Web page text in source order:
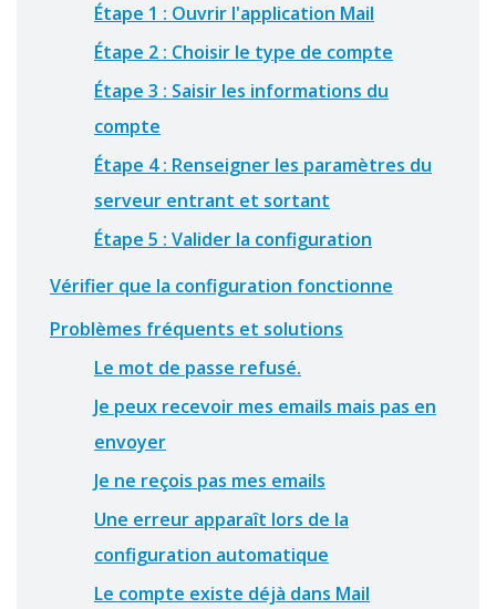
Étape 1 : Ouvrir l'application Mail
Étape 2 : Choisir le type de compte
Étape 3 : Saisir les informations du
compte
Étape 4 : Renseigner les paramètres du
serveur entrant et sortant
Étape 5 : Valider la configuration
Vérifier que la configuration fonctionne
Problèmes fréquents et solutions
Le mot de passe refusé.
Je peux recevoir mes emails mais pas en
envoyer
Je ne reçois pas mes emails
Une erreur apparaît lors de la
configuration automatique
Le compte existe déjà dans Mail